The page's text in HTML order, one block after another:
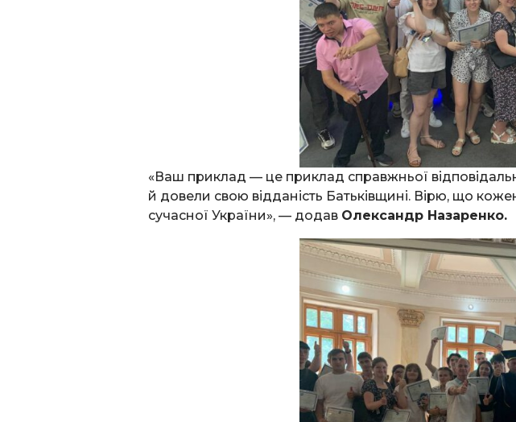
«Ваш приклад — це приклад справжньої
й довели свою відданість Батьківщині. Вірю, що
сучасної України», — додав Олександр Назаренко.